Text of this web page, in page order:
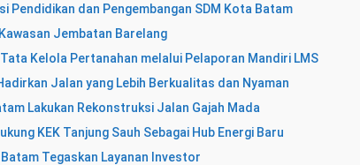
dan Pengembangan SDM Kota Batam
Jembatan Barelang
Kelola Pertanahan melalui Pelaporan Mandiri LMS
Jalan yang Lebih Berkualitas dan Nyaman
Lakukan Rekonstruksi Jalan Gajah Mada
KEK Tanjung Sauh Sebagai Hub Energi Baru
Tegaskan Layanan Investor